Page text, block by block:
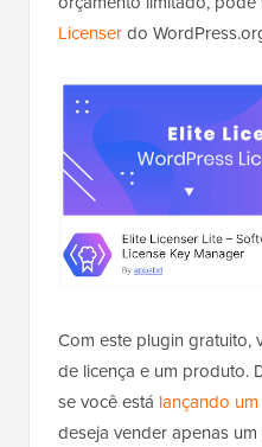
Licenserdo
Com este plugin
de licença e um produto.
se você está lançando
deseja vender apenas